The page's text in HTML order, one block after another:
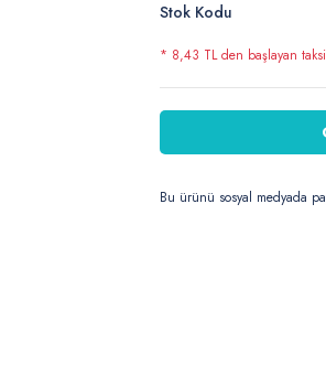
Stok Kodu
* 8,43 TL den başlayan
Bu ürünü sosyal medyada